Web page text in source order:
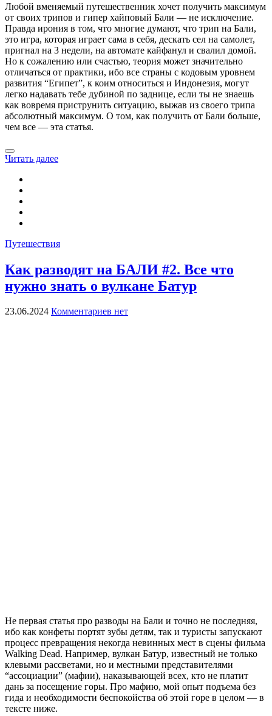
Любой вменяемый путешественник хочет получить максимум
от своих трипов и гипер хайповый Бали — не исключение.
Правда ирония в том, что многие думают, что трип на Бали,
это игра, которая играет сама в себя, дескать сел на самолет,
пригнал на 3 недели, на автомате кайфанул и свалил домой.
Но к сожалению или счастью, теория может значительно
отличаться от практики, ибо все страны с кодовым уровнем
развития “Египет”, к коим относиться и Индонезия, могут
легко надавать тебе дубиной по заднице, если ты не знаешь
как вовремя приструнить ситуацию, выжав из своего трипа
абсолютный максимум. О том, как получить от Бали больше,
чем все — эта статья.
Читать далее
Путешествия
Как разводят на БАЛИ #2. Все что
нужно знать о вулкане Батур
23.06.2024 Комментариев нет
Не первая статья про разводы на Бали и точно не последняя,
ибо как конфеты портят зубы детям, так и туристы запускают
процесс превращения некогда невинных мест в сцены фильма
Walking Dead. Например, вулкан Батур, известный не только
клевыми рассветами, но и местными представителями
“ассоциации” (мафии), наказывающей всех, кто не платит
дань за посещение горы. Про мафию, мой опыт подъема без
гида и необходимости беспокойства об этой горе в целом — в
тексте ниже.